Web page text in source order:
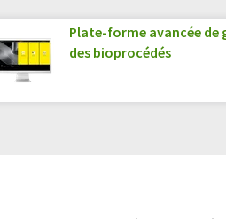
Plate-forme avancée
des bioprocédés